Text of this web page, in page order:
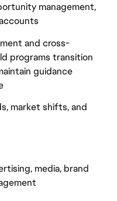
management,
and cross-
programs transition
guidance
market shifts, and
media, brand